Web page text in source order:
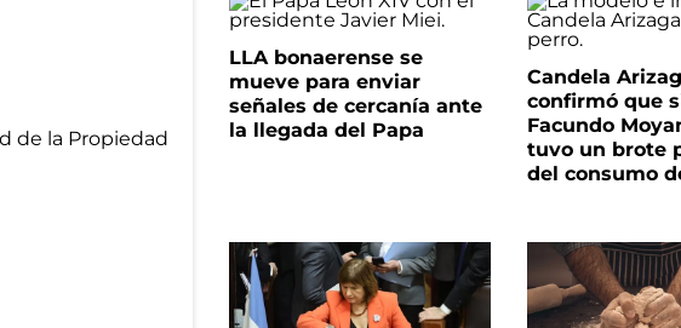
LLA bonaerense se
mueve para enviar
señales de cercanía ante
la llegada del Papa
Candela
confirmó que
Facundo
tuvo un brote
del consumo